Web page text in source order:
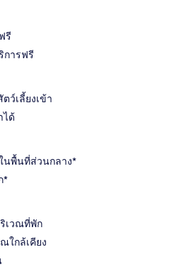
รี
การฟรี
ว์เลี้ยงเข้า
ได้
นพื้นที่ส่วนกลาง*
*
เวณที่พัก
ใกล้เคียง